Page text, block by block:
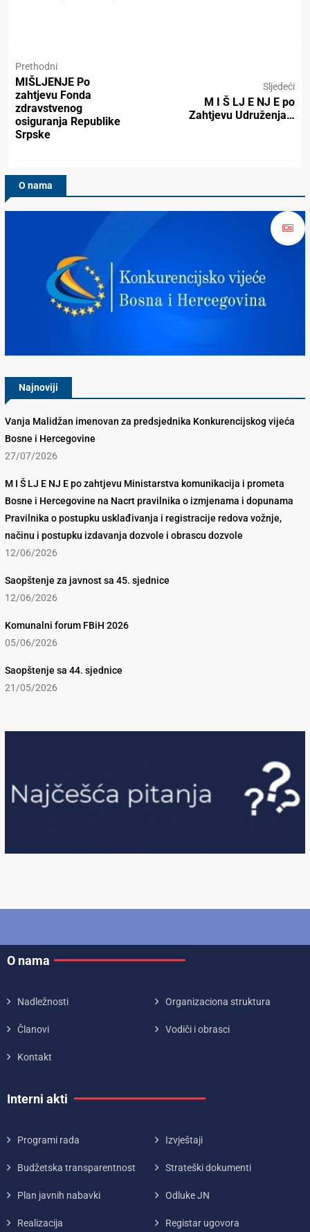
Prethodni
MIŠLJENJE Po
zahtjevu Fonda
zdravstvenog
osiguranja Republike
Srpske
Sljedeći
M I Š LJ E NJ E po
Zahtjevu Udruženja…
O nama
Najnoviji
Vanja Malidžan imenovan za predsjednika Konkurencijskog vijeća
Bosne i Hercegovine
27/07/2026
M I Š LJ E NJ E po zahtjevu Ministarstva komunikacija i prometa
Bosne i Hercegovine na Nacrt pravilnika o izmjenama i dopunama
Pravilnika o postupku usklađivanja i registracije redova vožnje,
načinu i postupku izdavanja dozvole i obrascu dozvole
12/06/2026
Saopštenje za javnost sa 45. sjednice
12/06/2026
Komunalni forum FBiH 2026
05/06/2026
Saopštenje sa 44. sjednice
21/05/2026
O nama
Nadležnosti Organizaciona struktura
Članovi Vodiči i obrasci
Kontakt
Interni akti
Programi rada Izvještaji
Budžetska transparentnost Strateški dokumenti
Plan javnih nabavki Odluke JN
Realizacija Registar ugovora